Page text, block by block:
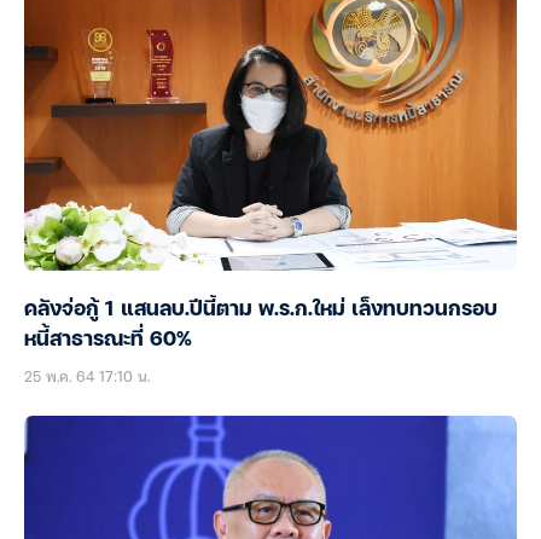
คลังจ่อกู้ 1 แสนลบ.ปีนี้ตาม พ.ร.ก.ใหม่ เล็งทบทวนกรอบ
หนี้สาธารณะที่ 60%
25 พ.ค. 64 17:10 น.